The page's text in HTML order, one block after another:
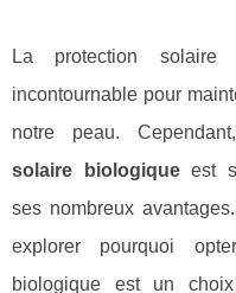
La protection
incontournable pour
notre peau.
solaire biologiqueest
ses nombreux
explorer pourquoi
biologique est un